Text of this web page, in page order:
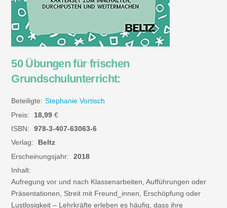
50 Übungen für frischen
Grundschulunterricht:
Beteiligte: Stephanie Vortisch
Preis:
18,99 €
ISBN:
978-3-407-63063-6
Verlag:
Beltz
Erscheinungsjahr:
2018
Inhalt:
Aufregung vor und nach Klassenarbeiten, Aufführungen oder
Präsentationen, Streit mit Freund_innen, Erschöpfung oder
Lustlosigkeit – Lehrkräfte erleben es häufig, dass ihre